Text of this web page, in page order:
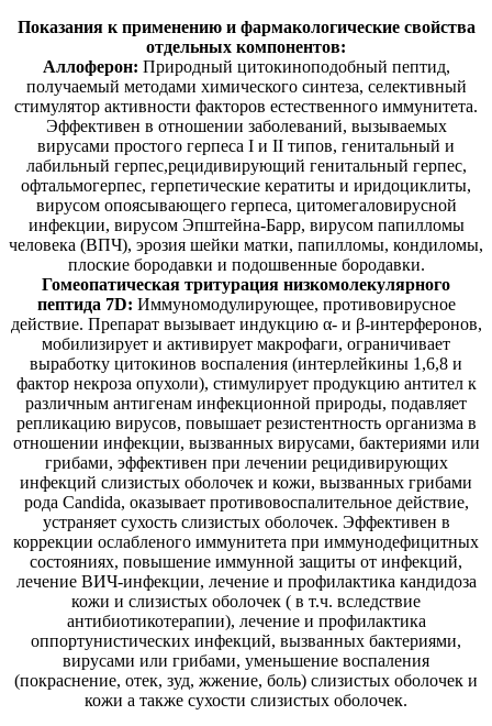
Показания к применению и фармакологические свойства
отдельных компонентов:
Аллоферон: Природный цитокиноподобный пептид,
получаемый методами химического синтеза, селективный
стимулятор активности факторов естественного иммунитета.
Эффективен в отношении заболеваний, вызываемых
вирусами простого герпеса I и II типов, генитальный и
лабильный герпес,рецидивирующий генитальный герпес,
офтальмогерпес, герпетические кератиты и иридоциклиты,
вирусом опоясывающего герпеса, цитомегаловирусной
инфекции, вирусом Эпштейна-Барр, вирусом папилломы
человека (ВПЧ), эрозия шейки матки, папилломы, кондиломы,
плоские бородавки и подошвенные бородавки.
Гомеопатическая тритурация низкомолекулярного
пептида 7D: Иммуномодулирующее, противовирусное
действие. Препарат вызывает индукцию α- и β-интерферонов,
мобилизирует и активирует макрофаги, ограничивает
выработку цитокинов воспаления (интерлейкины 1,6,8 и
фактор некроза опухоли), стимулирует продукцию антител к
различным антигенам инфекционной природы, подавляет
репликацию вирусов, повышает резистентность организма в
отношении инфекции, вызванных вирусами, бактериями или
грибами, эффективен при лечении рецидивирующих
инфекций слизистых оболочек и кожи, вызванных грибами
рода Candida, оказывает противовоспалительное действие,
устраняет сухость слизистых оболочек. Эффективен в
коррекции ослабленого иммунитета при иммунодефицитных
состояниях, повышение иммунной защиты от инфекций,
лечение ВИЧ-инфекции, лечение и профилактика кандидоза
кожи и слизистых оболочек ( в т.ч. вследствие
антибиотикотерапии), лечение и профилактика
оппортунистических инфекций, вызванных бактериями,
вирусами или грибами, уменьшение воспаления
(покраснение, отек, зуд, жжение, боль) слизистых оболочек и
кожи а также сухости слизистых оболочек.